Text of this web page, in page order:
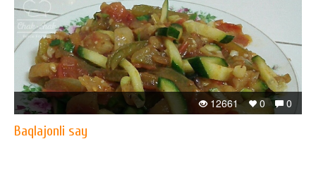
0
0
12661
Baqlajonli say